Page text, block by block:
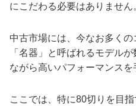
にこだわる必要はありません
中古市場には、今なお多く
「名器」と呼ばれるモデル
ながら高いパフォーマンスを
ここでは、特に80切りを目